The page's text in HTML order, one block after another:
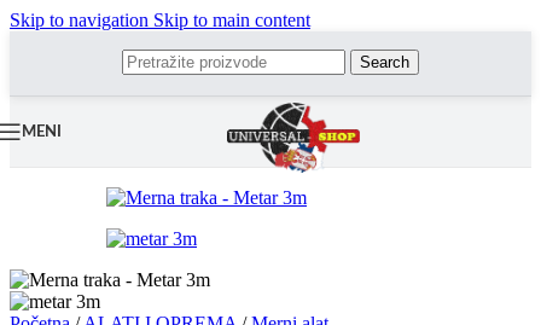
Skip to navigation Skip to main content
Search
MENI